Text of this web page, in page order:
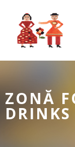
ZONĂ
DRINKS